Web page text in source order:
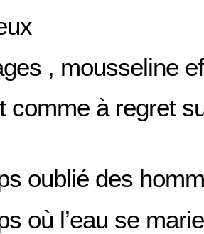
, mousseline
comme à regret
oublié des
où l’eau se